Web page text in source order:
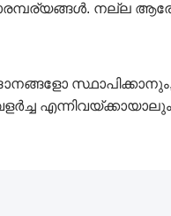
നല്ല
സ്ഥാപിക്കാനും,